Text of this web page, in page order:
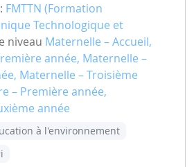
FMTTN (Formation
Technologique et
niveau Maternelle – Accueil,
année, Maternelle –
Maternelle – Troisième
– Première année,
année
à l'environnement